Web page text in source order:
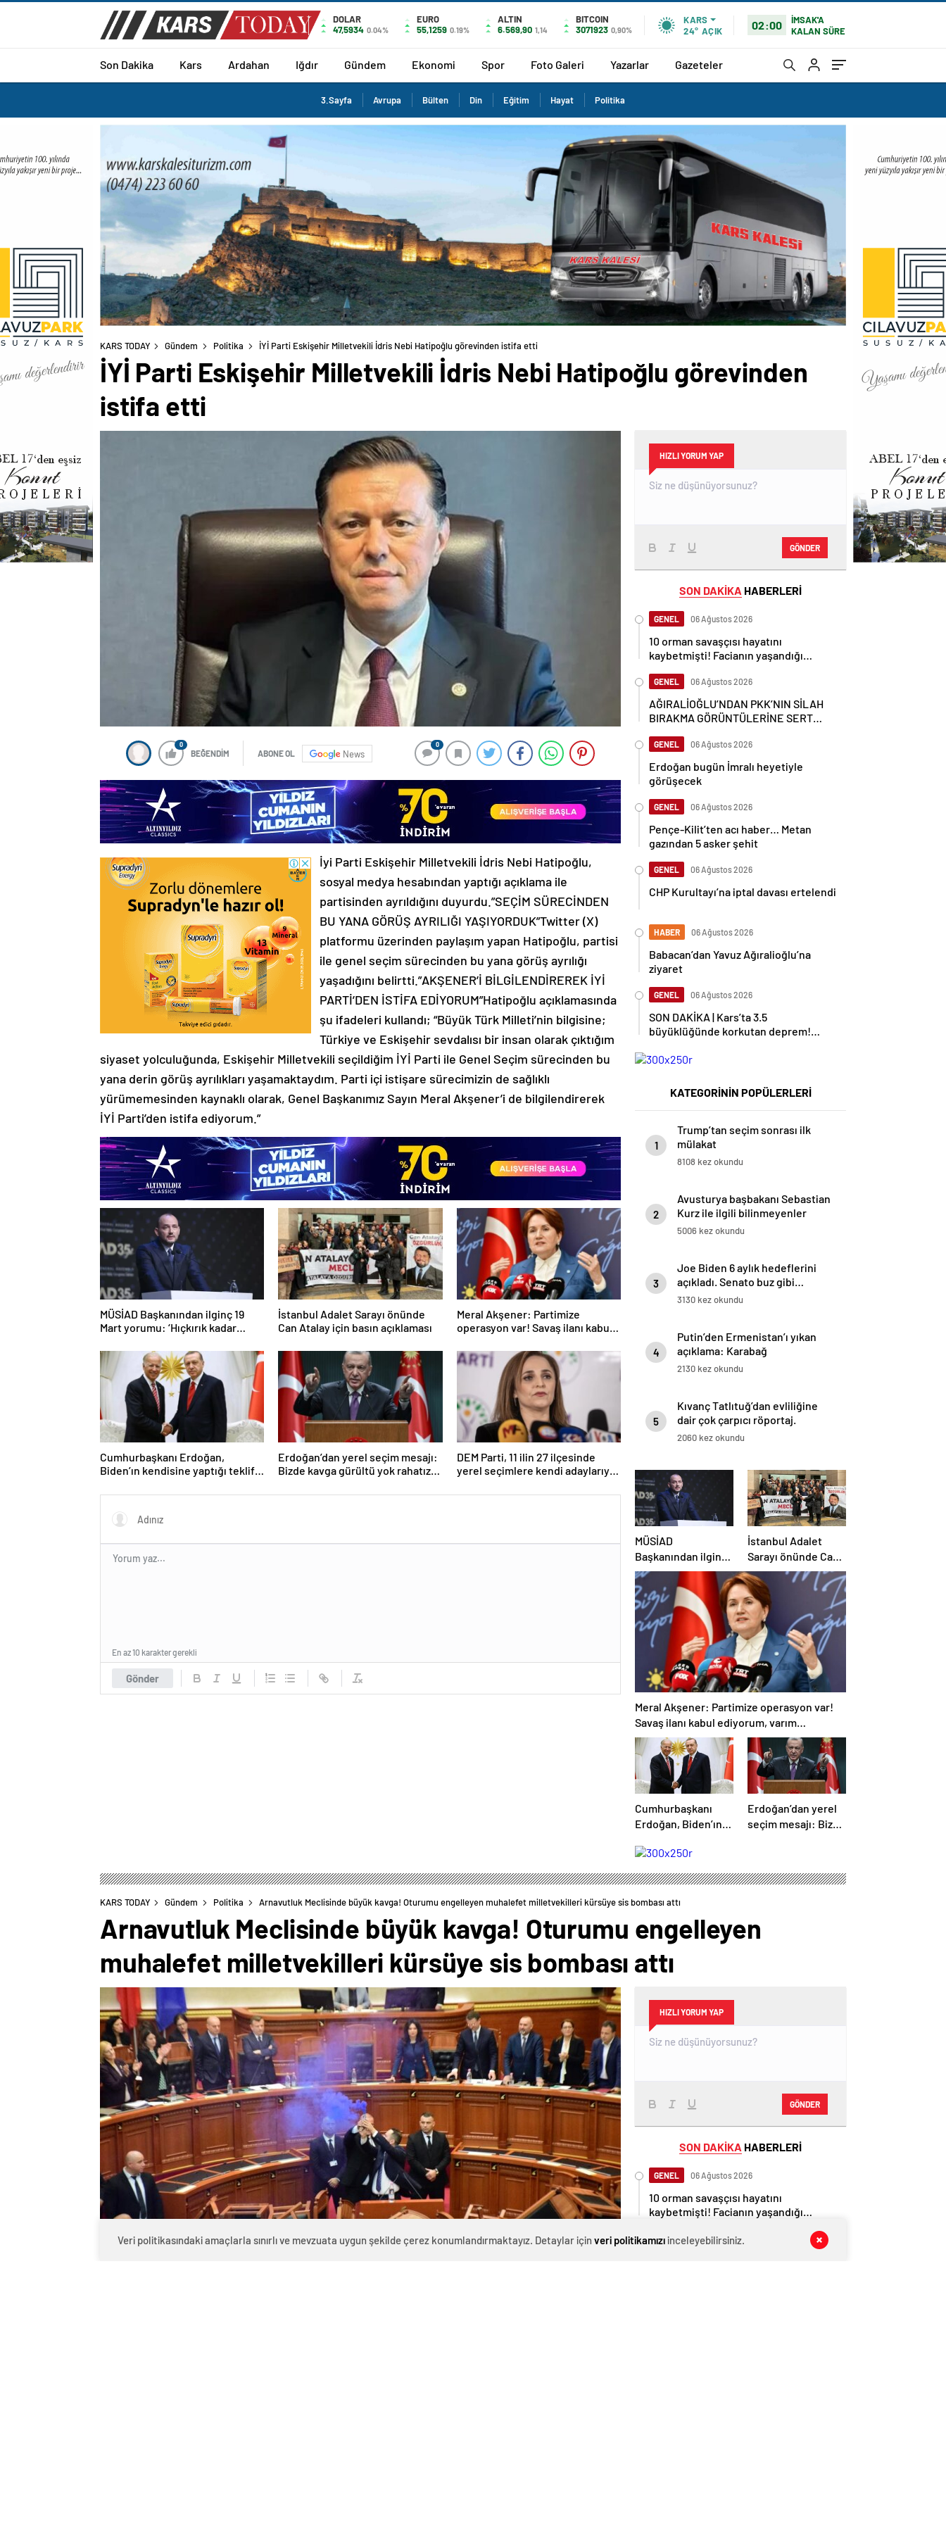
DOLAR
47,5934 0.04%
EURO
55,1259 0.19%
ALTIN
6.569,90 1,14
BITCOIN
3071923 0,90%
KARS
24° AÇIK 02:00
İMSAK'A
KALAN SÜRE
Son Dakika Kars Ardahan Iğdır Gündem Ekonomi Spor Foto Galeri Yazarlar Gazeteler
3.Sayfa Avrupa Bülten Din Eğitim Hayat Politika
KARS TODAY Gündem Politika İYİ Parti Eskişehir Milletvekili İdris Nebi Hatipoğlu görevinden istifa etti
İYİ Parti Eskişehir Milletvekili İdris Nebi Hatipoğlu görevinden
istifa etti
0
BEĞENDİM ABONE OL News
0
İyi Parti Eskişehir Milletvekili İdris Nebi Hatipoğlu,
sosyal medya hesabından yaptığı açıklama ile
partisinden ayrıldığını duyurdu.”SEÇİM SÜRECİNDEN
BU YANA GÖRÜŞ AYRILIĞI YAŞIYORDUK”Twitter (X)
platformu üzerinden paylaşım yapan Hatipoğlu, partisi
ile genel seçim sürecinden bu yana görüş ayrılığı
yaşadığını belirtti.”AKŞENER’İ BİLGİLENDİREREK İYİ
PARTİ’DEN İSTİFA EDİYORUM”Hatipoğlu açıklamasında
şu ifadeleri kullandı; “Büyük Türk Milleti’nin bilgisine;
Türkiye ve Eskişehir sevdalısı bir insan olarak çıktığım
siyaset yolculuğunda, Eskişehir Milletvekili seçildiğim İYİ Parti ile Genel Seçim sürecinden bu
yana derin görüş ayrılıkları yaşamaktaydım. Parti içi istişare sürecimizin de sağlıklı
yürümemesinden kaynaklı olarak, Genel Başkanımız Sayın Meral Akşener’i de bilgilendirerek
İYİ Parti’den istifa ediyorum.”
MÜSİAD Başkanından ilginç 19
Mart yorumu: ‘Hıçkırık kadar
İstanbul Adalet Sarayı önünde
Can Atalay için basın açıklaması
Meral Akşener: Partimize
operasyon var! Savaş ilanı kabul
Cumhurbaşkanı Erdoğan,
Biden’ın kendisine yaptığı teklifi
Erdoğan’dan yerel seçim mesajı:
Bizde kavga gürültü yok rahatız,
DEM Parti, 11 ilin 27 ilçesinde
yerel seçimlere kendi adaylarıyla
Gönder
En az 10 karakter gerekli
HIZLI YORUM YAP
GÖNDER
SON DAKİKA HABERLERİ
GENEL 06 Ağustos 2026
10 orman savaşçısı hayatını
kaybetmişti! Facianın yaşandığı
GENEL 06 Ağustos 2026
AĞIRALİOĞLU’NDAN PKK’NIN SİLAH
BIRAKMA GÖRÜNTÜLERİNE SERT
GENEL 06 Ağustos 2026
Erdoğan bugün İmralı heyetiyle
görüşecek
GENEL 06 Ağustos 2026
Pençe-Kilit’ten acı haber… Metan
gazından 5 asker şehit
GENEL 06 Ağustos 2026
CHP Kurultayı’na iptal davası ertelendi
HABER 06 Ağustos 2026
Babacan’dan Yavuz Ağıralioğlu’na
ziyaret
GENEL 06 Ağustos 2026
SON DAKİKA | Kars’ta 3.5
büyüklüğünde korkutan deprem!
KATEGORİNİN POPÜLERLERİ
1
Trump’tan seçim sonrası ilk
mülakat
8108 kez okundu
2
Avusturya başbakanı Sebastian
Kurz ile ilgili bilinmeyenler
5006 kez okundu
3
Joe Biden 6 aylık hedeflerini
açıkladı. Senato buz gibi…
3130 kez okundu
4
Putin’den Ermenistan’ı yıkan
açıklama: Karabağ
Azerbaycan’ın ayrılmaz bir
2130 kez okundu
5
Kıvanç Tatlıtuğ’dan evliliğine
dair çok çarpıcı röportaj.
2060 kez okundu
MÜSİAD
Başkanından ilginç
19 Mart yorumu:
‘Hıçkırık kadar etkisi
olmuştur’
İstanbul Adalet
Sarayı önünde Can
Atalay için basın
açıklaması
Meral Akşener: Partimize operasyon var!
Savaş ilanı kabul ediyorum, varım
buyursunlar
Cumhurbaşkanı
Erdoğan, Biden’ın
teklifi anlattı: Ver
onayı, al F-16’yı
Erdoğan’dan yerel
seçim mesajı: Bizde
sonu iyi olacak
KARS TODAY Gündem Politika Arnavutluk Meclisinde büyük kavga! Oturumu engelleyen muhalefet milletvekilleri kürsüye sis bombası attı
Arnavutluk Meclisinde büyük kavga! Oturumu engelleyen
muhalefet milletvekilleri kürsüye sis bombası attı
HIZLI YORUM YAP
GÖNDER
SON DAKİKA HABERLERİ
GENEL 06 Ağustos 2026
10 orman savaşçısı hayatını
kaybetmişti! Facianın yaşandığı
GENEL 06 Ağustos 2026
Veri politikasındaki amaçlarla sınırlı ve mevzuata uygun şekilde çerez konumlandırmaktayız. Detaylar için veri politikamızıinceleyebilirsiniz.